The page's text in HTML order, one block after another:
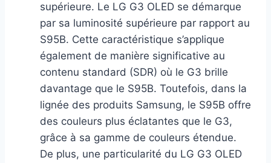
supérieure. Le LG G3 OLED se démarque
par sa luminosité supérieure par rapport au
S95B. Cette caractéristique s’applique
également de manière significative au
contenu standard (SDR) où le G3 brille
davantage que le S95B. Toutefois, dans la
lignée des produits Samsung, le S95B offre
des couleurs plus éclatantes que le G3,
grâce à sa gamme de couleurs étendue.
De plus, une particularité du LG G3 OLED